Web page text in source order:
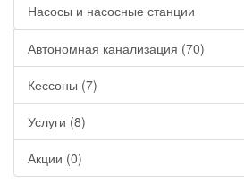
Насосы и насосные станции
Автономная канализация (70)
Кессоны (7)
Услуги (8)
Акции (0)